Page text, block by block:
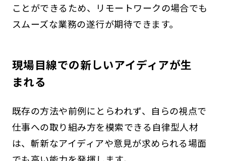
ことができるため、リモートワークの場合でも
スムーズな業務の遂行が期待できます。
現場目線での新しいアイディアが生
まれる
既存の方法や前例にとらわれず、自らの視点で
仕事への取り組み方を模索できる自律型人材
は、斬新なアイディアや意見が求められる場面